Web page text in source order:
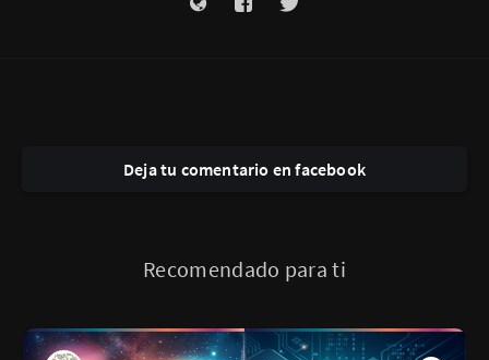
Deja tu comentario en facebook
Recomendado para ti